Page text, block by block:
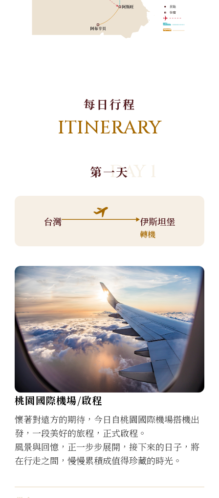
每日行程
ITINERARY
第一天DAY 1
台灣 伊斯坦堡
轉機
桃園國際機場/啟程
懷著對遠方的期待，今日自桃園國際機場搭機出
發，一段美好的旅程，正式啟程。
風景與回憶，正一步步展開，接下來的日子，將
在行走之間，慢慢累積成值得珍藏的時光。